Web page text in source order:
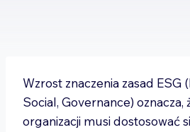
Wzrost znaczenia zasad ESG
Social, Governance) oznacza,
organizacji musi dostosować